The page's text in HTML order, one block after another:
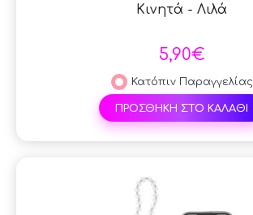
Κινητά - Λιλά
5,90€
Κατόπιν Παραγγελίας
ΠΡΟΣΘΗΚΗ ΣΤΟ ΚΑΛΑΘΙ